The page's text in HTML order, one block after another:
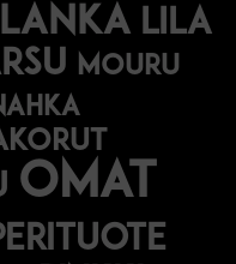
lanka lila
mouru
omat